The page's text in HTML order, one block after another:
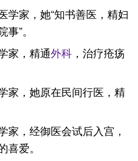
学家，她“知书善医，精妇
”。
家，精通外科 ，治疗疮疡
家，她原在民间行医，精
家，经御医会试后入宫，
爱。